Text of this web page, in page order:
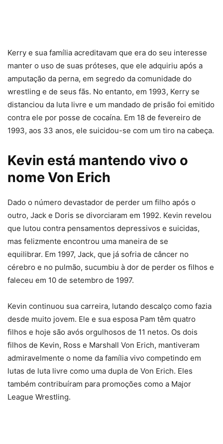
Kerry e sua família acreditavam que era do seu interesse
manter o uso de suas próteses, que ele adquiriu após a
amputação da perna, em segredo da comunidade do
wrestling e de seus fãs. No entanto, em 1993, Kerry se
distanciou da luta livre e um mandado de prisão foi emitido
contra ele por posse de cocaína. Em 18 de fevereiro de
1993, aos 33 anos, ele suicidou-se com um tiro na cabeça.
Kevin está mantendo vivo o
nome Von Erich
Dado o número devastador de perder um filho após o
outro, Jack e Doris se divorciaram em 1992. Kevin revelou
que lutou contra pensamentos depressivos e suicidas,
mas felizmente encontrou uma maneira de se
equilibrar. Em 1997, Jack, que já sofria de câncer no
cérebro e no pulmão, sucumbiu à dor de perder os filhos e
faleceu em 10 de setembro de 1997.
Kevin continuou sua carreira, lutando descalço como fazia
desde muito jovem. Ele e sua esposa Pam têm quatro
filhos e hoje são avós orgulhosos de 11 netos. Os dois
filhos de Kevin, Ross e Marshall Von Erich, mantiveram
admiravelmente o nome da família vivo competindo em
lutas de luta livre como uma dupla de Von Erich. Eles
também contribuíram para promoções como a Major
League Wrestling.